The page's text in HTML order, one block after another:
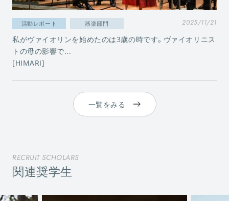
活動レポート 器楽部門 2025/11/21
私がヴァイオリンを始めたのは3歳の時です。ヴァイオリニス
トの母の影響で...
[HIMARI]
一覧をみる
RECRUIT SCHOLARS
関連奨学生